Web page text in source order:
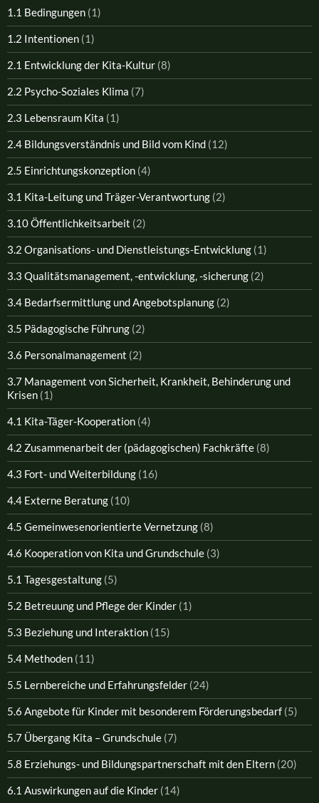
1.1 Bedingungen (1)
1.2 Intentionen (1)
2.1 Entwicklung der Kita-Kultur (8)
2.2 Psycho-Soziales Klima (7)
2.3 Lebensraum Kita (1)
2.4 Bildungsverständnis und Bild vom Kind (12)
2.5 Einrichtungskonzeption (4)
3.1 Kita-Leitung und Träger-Verantwortung (2)
3.10 Öffentlichkeitsarbeit (2)
3.2 Organisations- und Dienstleistungs-Entwicklung (1)
3.3 Qualitätsmanagement, -entwicklung, -sicherung (2)
3.4 Bedarfsermittlung und Angebotsplanung (2)
3.5 Pädagogische Führung (2)
3.6 Personalmanagement (2)
3.7 Management von Sicherheit, Krankheit, Behinderung und
Krisen (1)
4.1 Kita-Täger-Kooperation (4)
4.2 Zusammenarbeit der (pädagogischen) Fachkräfte (8)
4.3 Fort- und Weiterbildung (16)
4.4 Externe Beratung (10)
4.5 Gemeinwesenorientierte Vernetzung (8)
4.6 Kooperation von Kita und Grundschule (3)
5.1 Tagesgestaltung (5)
5.2 Betreuung und Pflege der Kinder (1)
5.3 Beziehung und Interaktion (15)
5.4 Methoden (11)
5.5 Lernbereiche und Erfahrungsfelder (24)
5.6 Angebote für Kinder mit besonderem Förderungsbedarf (5)
5.7 Übergang Kita – Grundschule (7)
5.8 Erziehungs- und Bildungspartnerschaft mit den Eltern (20)
6.1 Auswirkungen auf die Kinder (14)